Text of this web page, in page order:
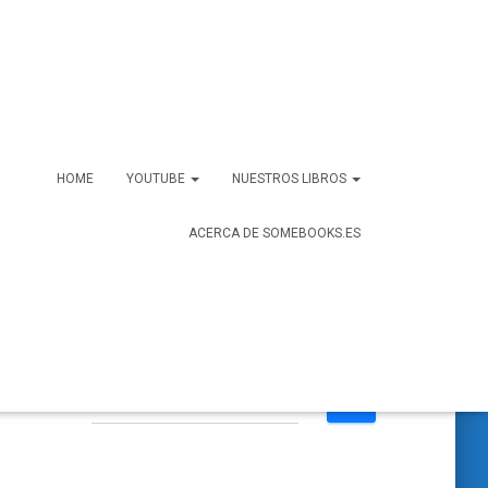
HOME YOUTUBE NUESTROS LIBROS
ACERCA DE SOMEBOOKS.ES
u